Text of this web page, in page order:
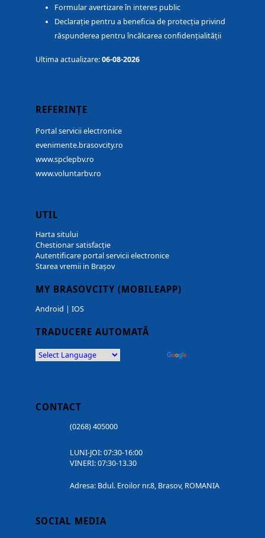
Formular avertizare în interes public
Declarație pentru a beneficia de protecția privind
răspunderea pentru încălcarea confidențialității
Ultima actualizare:06-08-2026
REFERINȚE
Portal servicii electronice
evenimente.brasovcity.ro
www.spclepbv.ro
www.voluntarbv.ro
UTIL
Harta sitului
Chestionar satisfacție
Autentificare portal servicii electronice
Starea vremii in Brașov
MY BRASOVCITY (MOBILEAPP)
Android | IOS
TRADUCERE AUTOMATĂ
CONTACT
(0268) 405000
LUNI-JOI: 07:30-16:00
VINERI: 07:30-13.30
Adresa: Bdul. Eroilor nr.8, Brasov, ROMANIA
SOCIAL MEDIA